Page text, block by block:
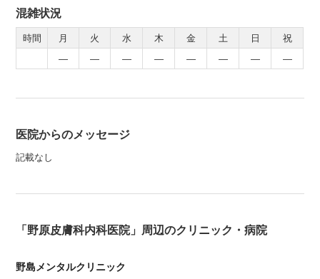
混雑状況
時間 月 火 水 木 金 土 日
祝
―
― ― ― ― ― ― ―
医院からのメッセージ
記載なし
「野原皮膚科内科医院」周辺のクリニック・病院
野島メンタルクリニック